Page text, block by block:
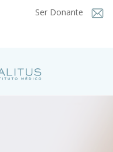
Ser Donante